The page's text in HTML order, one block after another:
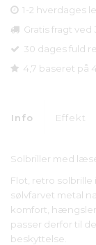
1-2 hverdages
Gratis fragt ved
30 dages fuld
4,7 baseret på
Info Effekt
Solbriller med
Flot, retro
sølvfarvet metal
komfort,
passer derfor til
beskyttelse.